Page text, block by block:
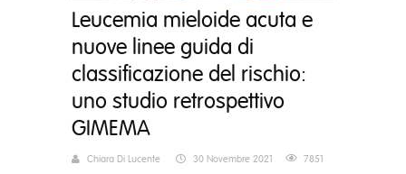
Leucemia mieloide acuta e
nuove linee guida di
classificazione del rischio:
uno studio retrospettivo
GIMEMA
Chiara Di Lucente 30 Novembre 2021 7851